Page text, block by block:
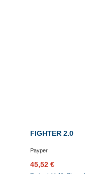
FIGHTER 2.0
Payper
Verkaufspreis:
45,52 €